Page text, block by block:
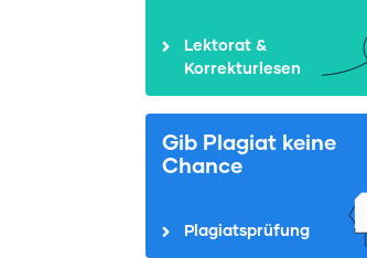
Lektorat &
Korrekturlesen
Gib Plagiat keine
Chance
Plagiatsprüfung